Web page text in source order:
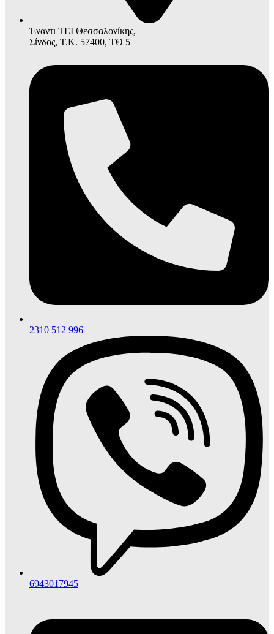
Έναντι ΤΕΙ Θεσσαλονίκης,
Σίνδος, Τ.Κ. 57400, ΤΘ 5
2310 512 996
6943017945